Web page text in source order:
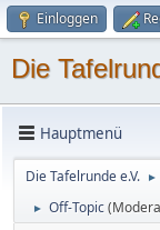
Einloggen
Die
Hauptmenü
Die Tafelrunde e.V. ►
► Off-Topic